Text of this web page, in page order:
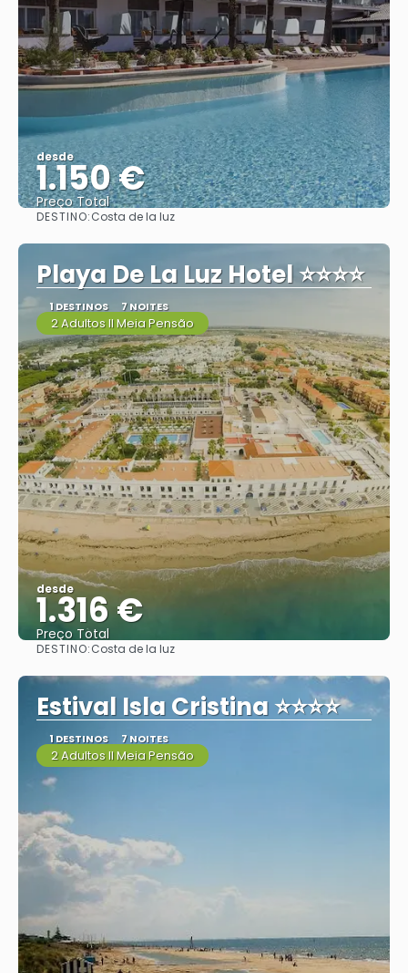
desde
1.150 €
Preço Total
DESTINO:Costa de la luz
Playa De La Luz Hotel ⭐⭐⭐⭐
1 DESTINOS 7 NOITES
2 Adultos II Meia Pensão
desde
1.316 €
Preço Total
DESTINO:Costa de la luz
Estival Isla Cristina ⭐⭐⭐⭐
1 DESTINOS 7 NOITES
2 Adultos ll Meia Pensão